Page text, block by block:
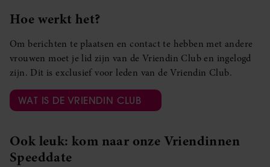
Hoe werkt het?
Om berichten te plaatsen en contact te hebben met andere
vrouwen moet je lid zijn van de Vriendin Club en ingelogd
zijn. Dit is exclusief voor leden van de Vriendin Club.
WAT IS DE VRIENDIN CLUB
Ook leuk: kom naar onze Vriendinnen
Speeddate